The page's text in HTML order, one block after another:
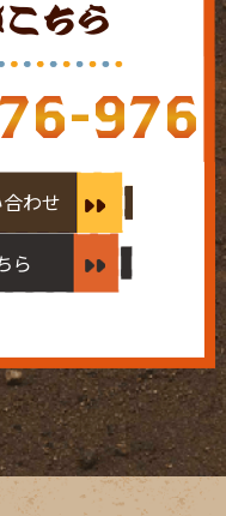
ちら
976
わせ
ら